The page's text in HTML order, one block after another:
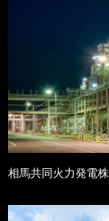
相馬共同火力発電